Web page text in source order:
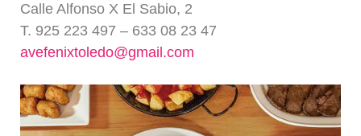
Calle Alfonso X El Sabio, 2
T. 925 223 497 – 633 08 23 47
avefenixtoledo@gmail.com